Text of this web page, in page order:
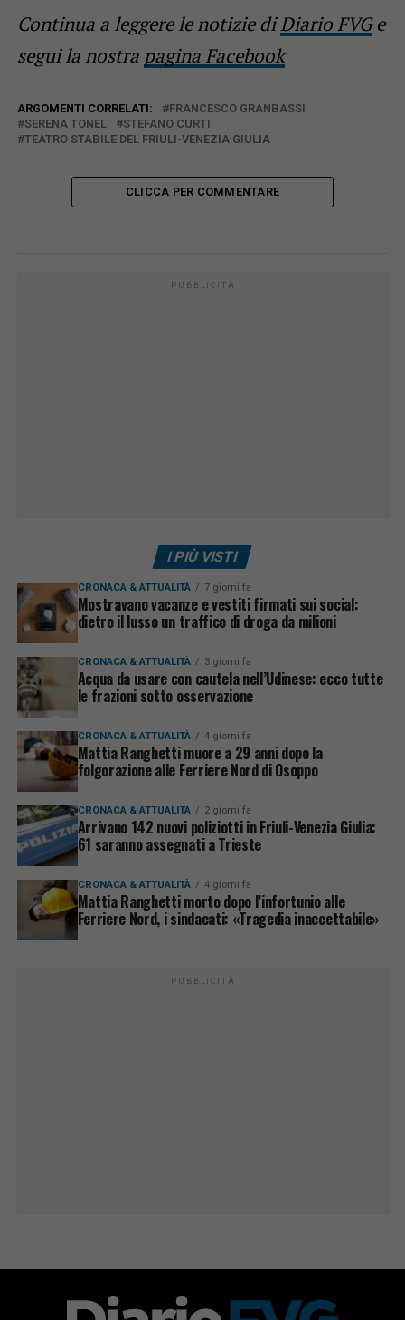
Continua a leggere le notizie diDiario FVGe
segui la nostra pagina Facebook
ARGOMENTI CORRELATI:
FRANCESCO GRANBASSI
SERENA TONEL
STEFANO CURTI
TEATRO STABILE DEL FRIULI-VENEZIA GIULIA
CLICCA PER COMMENTARE
PUBBLICITÀ
I PIÙ VISTI
CRONACA & ATTUALITÀ 7 giorni fa
Mostravano vacanze e vestiti firmati sui social:
dietro il lusso un traffico di droga da milioni
CRONACA & ATTUALITÀ 3 giorni fa
Acqua da usare con cautela nell’Udinese: ecco tutte
le frazioni sotto osservazione
CRONACA & ATTUALITÀ 4 giorni fa
Mattia Ranghetti muore a 29 anni dopo la
folgorazione alle Ferriere Nord di Osoppo
CRONACA & ATTUALITÀ 2 giorni fa
Arrivano 142 nuovi poliziotti in Friuli-Venezia Giulia:
61 saranno assegnati a Trieste
CRONACA & ATTUALITÀ 4 giorni fa
Mattia Ranghetti morto dopo l’infortunio alle
Ferriere Nord, i sindacati: «Tragedia inaccettabile»
PUBBLICITÀ